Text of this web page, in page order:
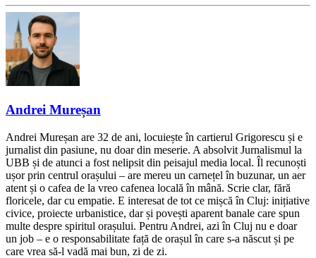
Andrei Mureșan
Andrei Mureșan are 32 de ani, locuiește în cartierul Grigorescu și e
jurnalist din pasiune, nu doar din meserie. A absolvit Jurnalismul la
UBB și de atunci a fost nelipsit din peisajul media local. Îl recunoști
ușor prin centrul orașului – are mereu un carnețel în buzunar, un aer
atent și o cafea de la vreo cafenea locală în mână. Scrie clar, fără
floricele, dar cu empatie. E interesat de tot ce mișcă în Cluj: inițiative
civice, proiecte urbanistice, dar și povești aparent banale care spun
multe despre spiritul orașului. Pentru Andrei, azi în Cluj nu e doar
un job – e o responsabilitate față de orașul în care s-a născut și pe
care vrea să-l vadă mai bun, zi de zi.